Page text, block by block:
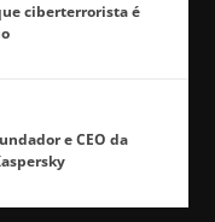
ciberterrorista é
e CEO da